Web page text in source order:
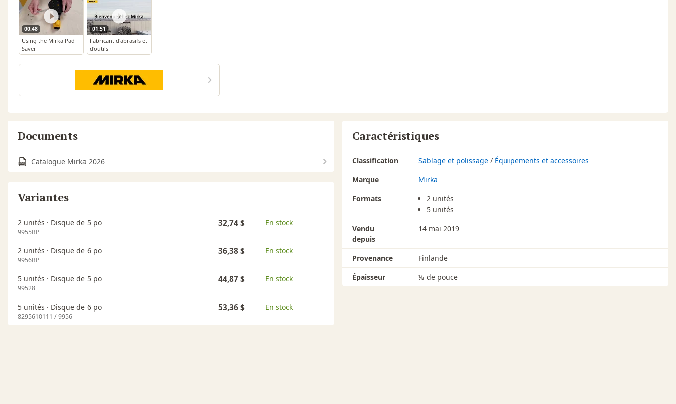
00:48
Using the Mirka Pad
Saver
01:51
Fabricant d'abrasifs et
d'outils
électroportatifs -
MIRKA
Documents
Catalogue Mirka 2026
Variantes
2 unités · Disque de 5 po
9955RP
32,74 $ En stock
2 unités · Disque de 6 po
9956RP
36,38 $ En stock
5 unités · Disque de 5 po
99528
44,87 $ En stock
5 unités · Disque de 6 po
8295610111 / 9956
53,36 $ En stock
Caractéristiques
Classification Sablage et polissage / Équipements et accessoires
Marque
Mirka
Formats
2 unités
5 unités
Vendu
depuis
14 mai 2019
Provenance
Finlande
Épaisseur
⅛ de pouce